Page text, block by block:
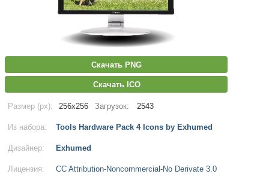
Скачать PNG
Скачать ICO
Размер (px): 256x256 Загрузок: 2543
Из набора: Tools Hardware Pack 4 Icons by Exhumed
Дизайнер: Exhumed
Лицензия: CC Attribution-Noncommercial-No Derivate 3.0